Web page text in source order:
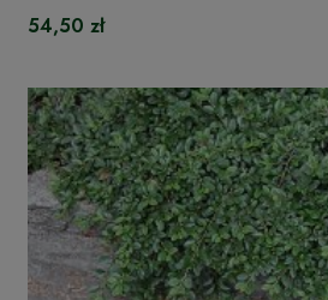
54,50 zł